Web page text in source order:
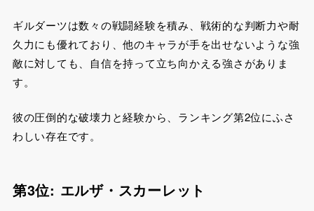
ギルダーツは数々の戦闘経験を積み、戦術的な判断力や耐
久力にも優れており、他のキャラが手を出せないような強
敵に対しても、自信を持って立ち向かえる強さがありま
す。
彼の圧倒的な破壊力と経験から、ランキング第2位にふさ
わしい存在です。
第3位: エルザ・スカーレット